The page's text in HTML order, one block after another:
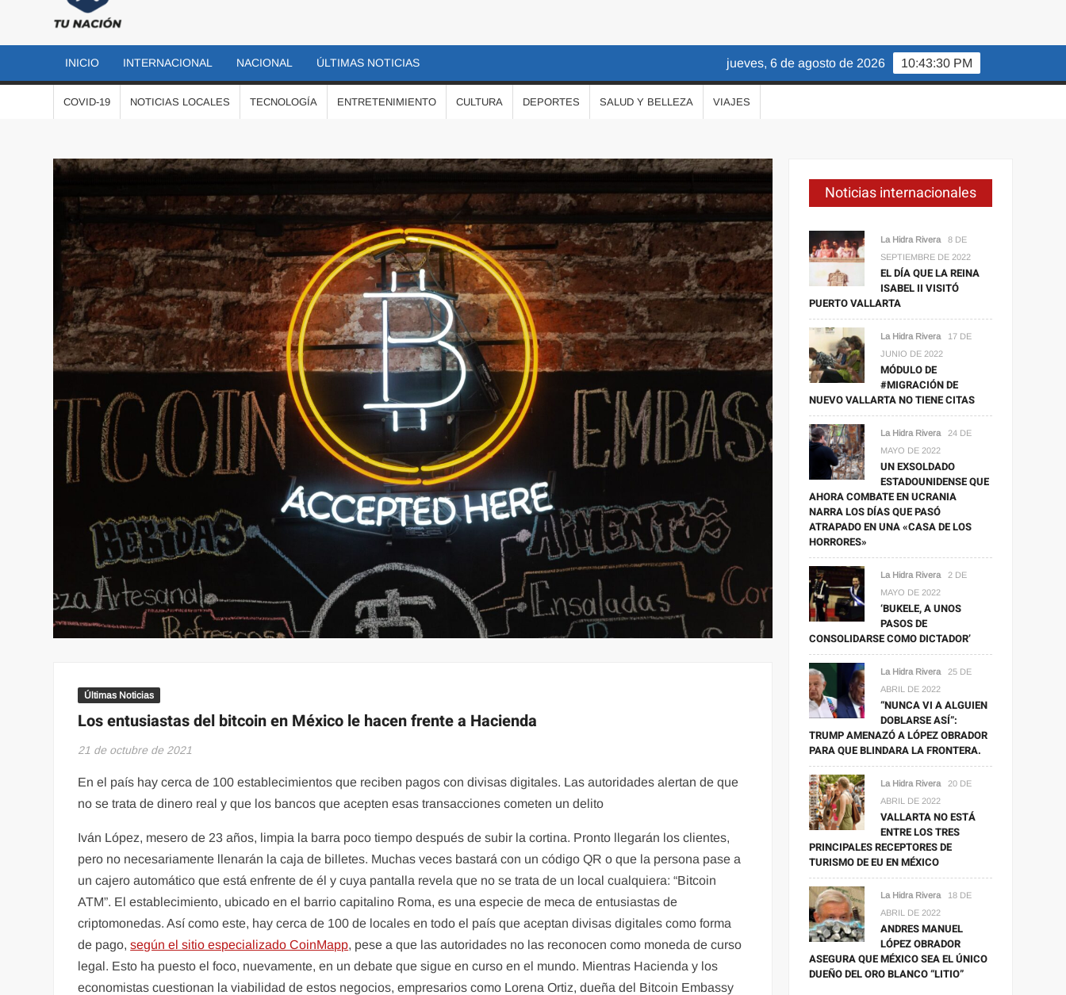
NACIÓN
más
importantes
al momento
INICIO INTERNACIONAL NACIONAL ÚLTIMAS NOTICIAS 10:43:31 PM
jueves, 6 de agosto de 2026
COVID-19 NOTICIAS LOCALES TECNOLOGÍA ENTRETENIMIENTO CULTURA DEPORTES SALUD Y BELLEZA VIAJES
Últimas Noticias
Los entusiastas del bitcoin en México le hacen frente a Hacienda
21 de octubre de 2021
En el país hay cerca de 100 establecimientos que reciben pagos con divisas digitales. Las autoridades alertan de que
no se trata de dinero real y que los bancos que acepten esas transacciones cometen un delito
Iván López, mesero de 23 años, limpia la barra poco tiempo después de subir la cortina. Pronto llegarán los clientes,
pero no necesariamente llenarán la caja de billetes. Muchas veces bastará con un código QR o que la persona pase a
un cajero automático que está enfrente de él y cuya pantalla revela que no se trata de un local cualquiera: “Bitcoin
ATM”. El establecimiento, ubicado en el barrio capitalino Roma, es una especie de meca de entusiastas de
criptomonedas. Así como este, hay cerca de 100 de locales en todo el país que aceptan divisas digitales como forma
de pago,según el sitio especializado CoinMapp, pese a que las autoridades no las reconocen como moneda de curso
legal. Esto ha puesto el foco, nuevamente, en un debate que sigue en curso en el mundo. Mientras Hacienda y los
economistas cuestionan la viabilidad de estos negocios, empresarios como Lorena Ortiz, dueña del Bitcoin Embassy
Noticias internacionales
La Hidra Rivera
8 DE
SEPTIEMBRE DE 2022
EL DÍA QUE LA REINA
ISABEL II VISITÓ
PUERTO VALLARTA
La Hidra Rivera
17 DE
JUNIO DE 2022
MÓDULO DE
#MIGRACIÓN DE
NUEVO VALLARTA NO TIENE CITAS
La Hidra Rivera
24 DE
MAYO DE 2022
UN EXSOLDADO
ESTADOUNIDENSE QUE
AHORA COMBATE EN UCRANIA
NARRA LOS DÍAS QUE PASÓ
ATRAPADO EN UNA «CASA DE LOS
HORRORES»
La Hidra Rivera
2 DE
MAYO DE 2022
‘BUKELE, A UNOS
PASOS DE
CONSOLIDARSE COMO DICTADOR’
La Hidra Rivera
25 DE
ABRIL DE 2022
“NUNCA VI A ALGUIEN
DOBLARSE ASÍ”:
TRUMP AMENAZÓ A LÓPEZ OBRADOR
PARA QUE BLINDARA LA FRONTERA.
La Hidra Rivera
20 DE
ABRIL DE 2022
VALLARTA NO ESTÁ
ENTRE LOS TRES
PRINCIPALES RECEPTORES DE
TURISMO DE EU EN MÉXICO
La Hidra Rivera
18 DE
ABRIL DE 2022
ANDRES MANUEL
LÓPEZ OBRADOR
ASEGURA QUE MÉXICO SEA EL ÚNICO
DUEÑO DEL ORO BLANCO “LITIO”